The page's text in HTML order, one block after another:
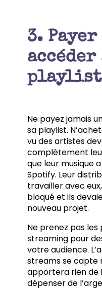
3.
accéder
Ne payez jamais
sa playlist.
vu des artistes
complètement
que leur musique
Spotify. Leur
travailler avec
bloqué et ils
nouveau projet.
Ne prenez pas
streaming pour
votre audience.
streams se capte
apportera rien de
dépenser de